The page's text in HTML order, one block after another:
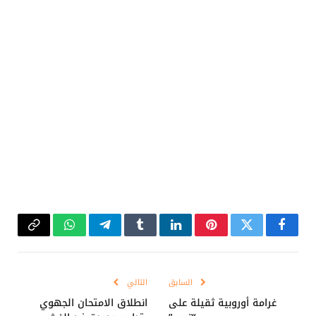
فيسبوكتويتر بينتيريستلينكدإنTumblrتيلقرامواتسابCopy
السابق
غرامة أوروبية ثقيلة على
التالي
انطلاق الامتحان الجهوي